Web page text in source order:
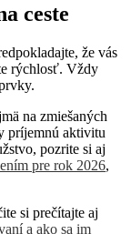
ceste
že vás
rýchlosť. Vždy
na zmiešaných
príjemnú aktivitu
pozrite si aj
pre rok 2026,
si prečítajte aj
a ako sa im